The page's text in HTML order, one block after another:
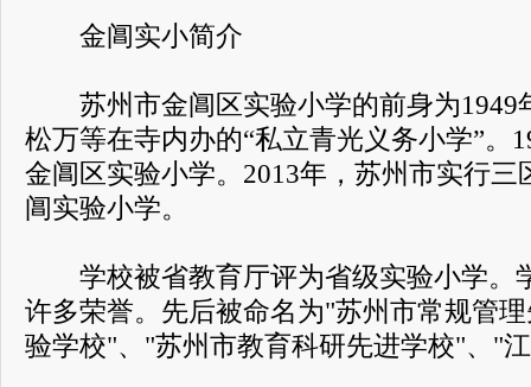
金阊实小简介
苏州市金阊区实验小学的前身为1949
松万等在寺内办的“私立青光义务小学”。
金阊区实验小学。2013年，苏州市实行三
阊实验小学。
学校被省教育厅评为省级实验小学。
许多荣誉。先后被命名为"苏州市常规管
验学校"、"苏州市教育科研先进学校"、"